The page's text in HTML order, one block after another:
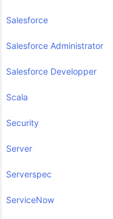
Salesforce
Salesforce Administrator
Salesforce Developper
Scala
Security
Server
Serverspec
ServiceNow